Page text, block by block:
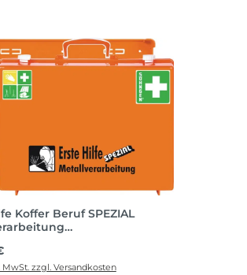
Koffer Beruf SPEZIAL
Preis:
MwSt. zzgl. Versandkosten